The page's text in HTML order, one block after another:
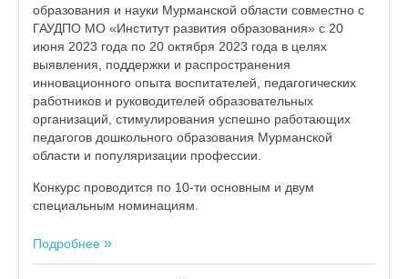
образования и науки Мурманской области совместно с
ГАУДПО МО «Институт развития образования» с 20
июня 2023 года по 20 октября 2023 года в целях
выявления, поддержки и распространения
инновационного опыта воспитателей, педагогических
работников и руководителей образовательных
организаций, стимулирования успешно работающих
педагогов дошкольного образования Мурманской
области и популяризации профессии.
Конкурс проводится по 10-ти основным и двум
специальным номинациям.
Подробнее